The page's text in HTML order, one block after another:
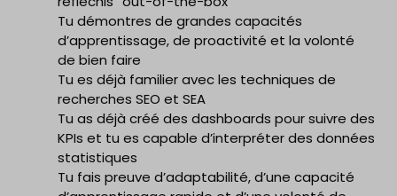
Tu démontres de grandes capacités
d’apprentissage, de proactivité et la volonté
de bien faire
Tu es déjà familier avec les techniques de
recherches SEO et SEA
Tu as déjà créé des dashboards pour suivre des
KPIs et tu es capable d’interpréter des données
statistiques
Tu fais preuve d’adaptabilité, d’une capacité